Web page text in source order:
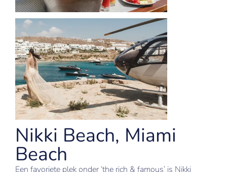
Nikki Beach, Miami
Beach
Een favoriete plek onder ‘the rich & famous’ is Nikki